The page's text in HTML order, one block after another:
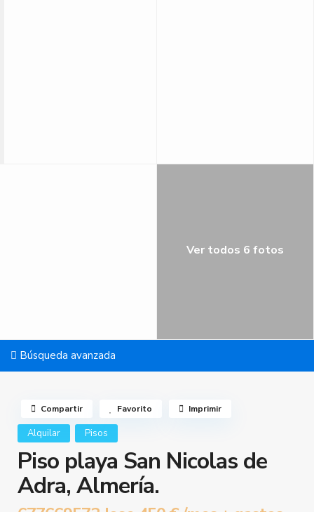
Ver todos 6 fotos
Búsqueda avanzada
Alquilar Pisos
Piso playa San Nicolas de
Adra, Almería.
Compartir Favorito Imprimir